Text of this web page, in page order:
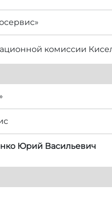
комиссии
Юрий Васильевич